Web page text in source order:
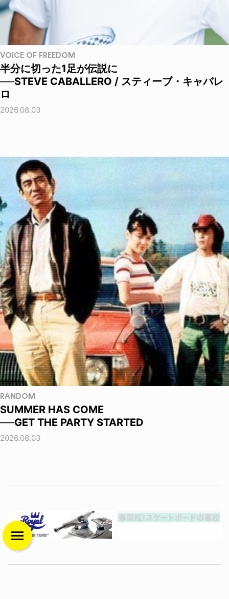
VOICE OF FREEDOM
半分に切った1足が伝説に
──STEVE CABALLERO / スティーブ・キャバレ
ロ
2026.08.03
RANDOM
SUMMER HAS COME
──GET THE PARTY STARTED
2026.08.03